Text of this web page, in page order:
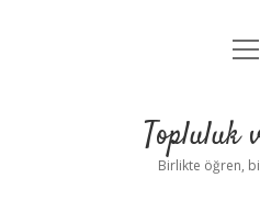
Yasal
Topluluk
Birlikte öğren,